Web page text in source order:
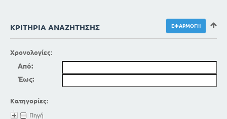
ΚΡΙΤΉΡΙΑ ΑΝΑΖΉΤΗΣΗΣ
Χρονολογίες:
Από:
Έως:
Κατηγορίες:
Πηγή